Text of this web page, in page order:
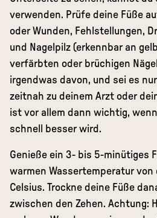
verwenden. Prüfe deine Füße
oder Wunden, Fehlstellungen,
und Nagelpilz (erkennbar an
verfärbten oder brüchigen
irgendwas davon, und sei es
zeitnah zu deinem Arzt oder
ist vor allem dann wichtig,
schnell besser wird.
Genieße ein 3- bis 5-minütiges
warmen Wassertemperatur von
Celsius. Trockne deine Füße
zwischen den Zehen. Achtung: